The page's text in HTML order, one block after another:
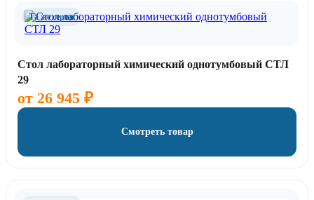
Та же серия
Стол лабораторный химический однотумбовый СТЛ
29
от 26 945 ₽
Смотреть товар